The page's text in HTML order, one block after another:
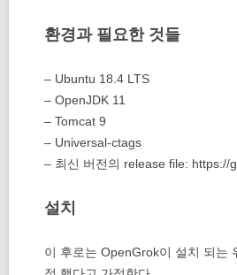
환경과 필요한 것들
– Ubuntu 18.4 LTS
– OpenJDK 11
– Tomcat 9
– Universal-ctags
– 최신 버전의 release file:
설치
이 후로는 OpenGrok이 설치 되는